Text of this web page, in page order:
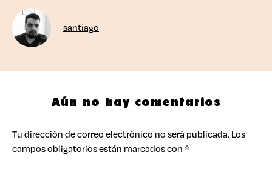
santiago
Aún no hay comentarios
Tu dirección de correo electrónico no será publicada.Los
campos obligatorios están marcados con*